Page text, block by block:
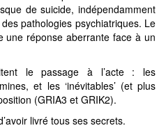
de suicide, indépendamment
pathologies psychiatriques. Le
une réponse aberrante face à un
le passage à l’acte : les
et les ‘inévitables’ (et plus
(GRIA3 et GRIK2).
livré tous ses secrets.